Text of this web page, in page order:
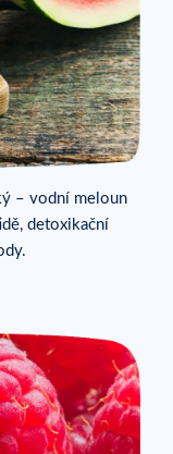
– vodní meloun
detoxikační